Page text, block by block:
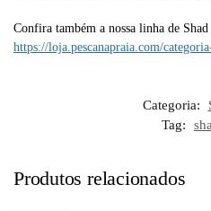
Confira também a nossa linha de
https://loja.pescanapraia.com/
Categoria:
Tag:
Produtos relacionados